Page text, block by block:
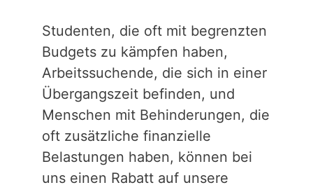
Studenten, die oft mit begrenzten
Budgets zu kämpfen haben,
Arbeitssuchende, die sich in einer
Übergangszeit befinden, und
Menschen mit Behinderungen, die
oft zusätzliche finanzielle
Belastungen haben, können bei
uns einen Rabatt auf unsere